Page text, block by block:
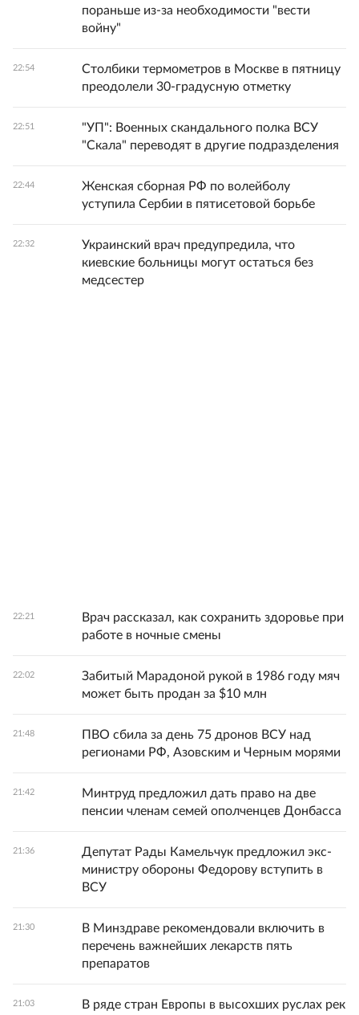
пораньше из-за необходимости "вести
войну"
22:54
Столбики термометров в Москве в пятницу
преодолели 30-градусную отметку
22:51
"УП": Военных скандального полка ВСУ
"Скала" переводят в другие подразделения
22:44
Женская сборная РФ по волейболу
уступила Сербии в пятисетовой борьбе
22:32
Украинский врач предупредила, что
киевские больницы могут остаться без
медсестер
22:21
Врач рассказал, как сохранить здоровье при
работе в ночные смены
22:02
Забитый Марадоной рукой в 1986 году мяч
может быть продан за $10 млн
21:48
ПВО сбила за день 75 дронов ВСУ над
регионами РФ, Азовским и Черным морями
21:42
Минтруд предложил дать право на две
пенсии членам семей ополченцев Донбасса
21:36
Депутат Рады Камельчук предложил экс-
министру обороны Федорову вступить в
ВСУ
21:30
В Минздраве рекомендовали включить в
перечень важнейших лекарств пять
препаратов
21:03
В ряде стран Европы в высохших руслах рек